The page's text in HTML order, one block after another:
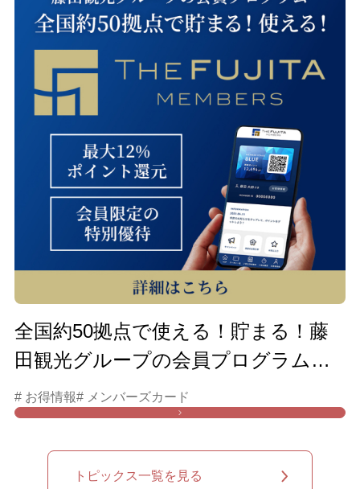
全国約50拠点で使える！貯まる！藤
田観光グループの会員プログラムは
こちら
# お得情報# メンバーズカード
トピックス一覧を見る